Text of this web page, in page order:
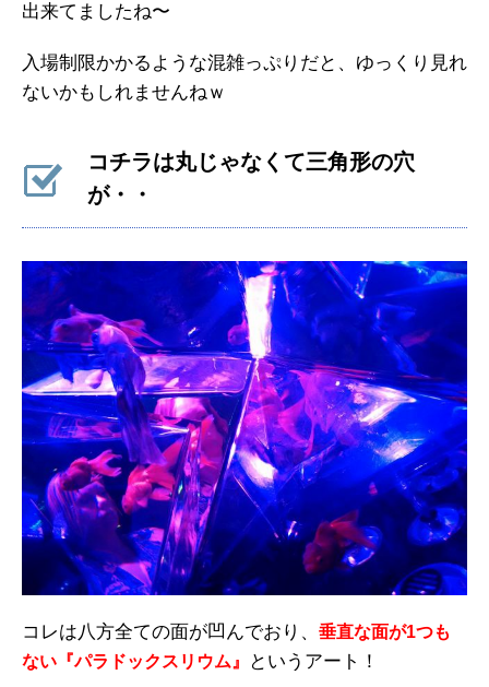
出来てましたね〜
入場制限かかるような混雑っぷりだと、ゆっくり見れ
ないかもしれませんねｗ
コチラは丸じゃなくて三角形の穴
が・・
コレは八方全ての面が凹んでおり、 垂直な面が1つも
ない『パラドックスリウム』
というアート！